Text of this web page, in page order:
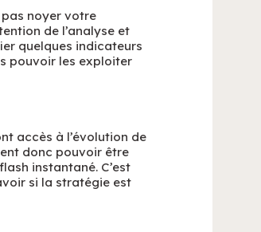
noyer votre
de l’analyse et
quelques indicateurs
pouvoir les exploiter
accès à l’évolution de
donc pouvoir être
instantané. C’est
si la stratégie est